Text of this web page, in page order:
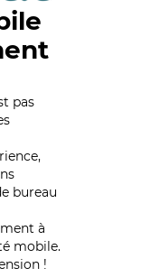
pas
bureau
à
mobile.
!